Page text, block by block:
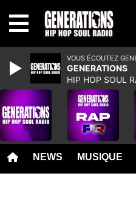
NEWS MUSIQUE
VOUS ÉCOUTEZ
GENERATIONS
HIP HOP SOUL